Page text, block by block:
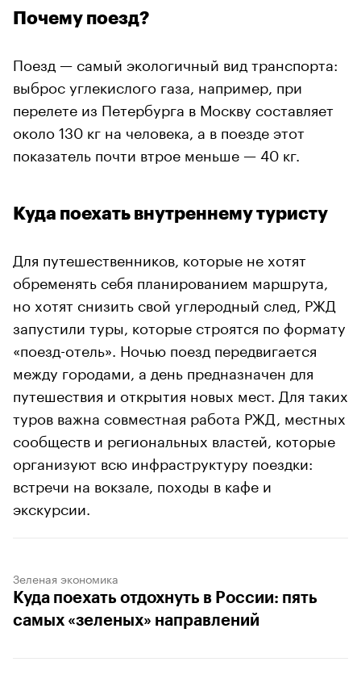
Почему поезд?
Поезд — самый экологичный вид транспорта:
выброс углекислого газа, например, при
перелете из Петербурга в Москву составляет
около 130 кг на человека, а в поезде этот
показатель почти втрое меньше — 40 кг.
Куда поехать внутреннему туристу
Для путешественников, которые не хотят
обременять себя планированием маршрута,
но хотят снизить свой углеродный след, РЖД
запустили туры, которые строятся по формату
«поезд-отель». Ночью поезд передвигается
между городами, а день предназначен для
путешествия и открытия новых мест. Для таких
туров важна совместная работа РЖД, местных
сообществ и региональных властей, которые
организуют всю инфраструктуру поездки:
встречи на вокзале, походы в кафе и
экскурсии.
Зеленая экономика
Куда поехать отдохнуть в России: пять
самых «зеленых» направлений